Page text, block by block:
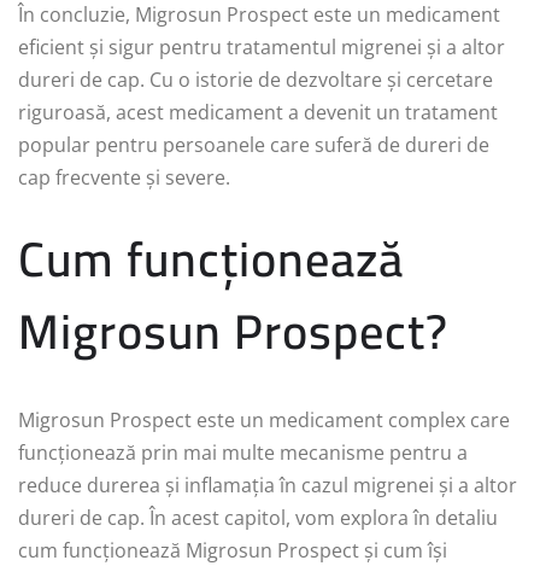
În concluzie, Migrosun Prospect este un medicament
eficient și sigur pentru tratamentul migrenei și a altor
dureri de cap. Cu o istorie de dezvoltare și cercetare
riguroasă, acest medicament a devenit un tratament
popular pentru persoanele care suferă de dureri de
cap frecvente și severe.
Cum funcționează
Migrosun Prospect?
Migrosun Prospect este un medicament complex care
funcționează prin mai multe mecanisme pentru a
reduce durerea și inflamația în cazul migrenei și a altor
dureri de cap. În acest capitol, vom explora în detaliu
cum funcționează Migrosun Prospect și cum își